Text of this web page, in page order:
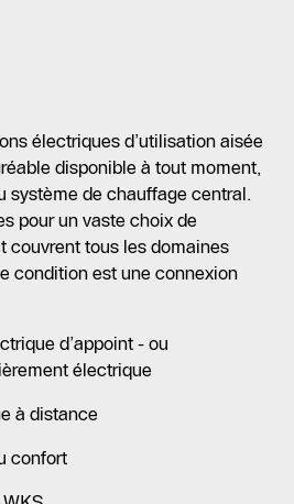
électriques d’utilisation aisée
disponible à tout moment,
système de chauffage central.
pour un vaste choix de
couvrent tous les domaines
condition est une connexion
d’appoint - ou
électrique
à distance
confort